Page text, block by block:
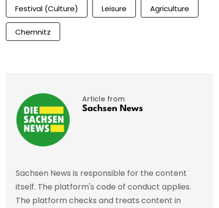
Festival (culture) Leisure Agriculture
Chemnitz
Article from
Sachsen News
Sachsen News is responsible for the content
itself. The platform's code of conduct applies.
The platform checks and treats content in